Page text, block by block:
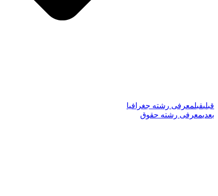
قبلیقبلمعرفی رشته جغرافیا
بعدیمعرفی رشته حقوق